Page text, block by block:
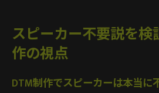
スピーカー不要説を検
作の視点
DTM制作でスピーカーは本当に